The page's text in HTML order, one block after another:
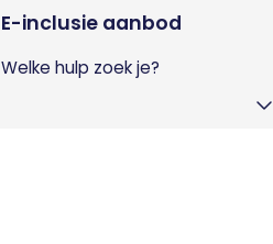
E-inclusie aanbod
Welke hulp zoek je?